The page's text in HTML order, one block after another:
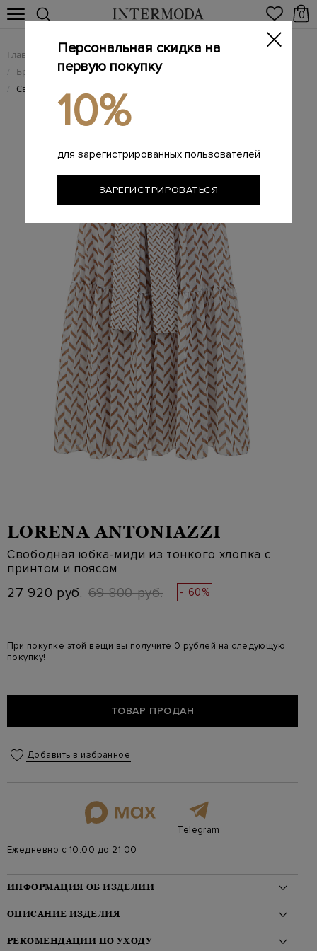
0
Главная Женщинам / Женская одежда
/ Брендовые женские юбки
/ Свободная юбка-миди из тонкого хлопка с принтом и поясом
LORENA ANTONIAZZI
Свободная юбка-миди из тонкого хлопка с
принтом и поясом
27 920 руб. 69 800 руб. - 60%
При покупке этой вещи вы получите 0 рублей на следующую
покупку!
ТОВАР ПРОДАН
Добавить в избранное
Telegram
Ежедневно с 10:00 до 21:00
ИНФОРМАЦИЯ ОБ ИЗДЕЛИИ
Материал: хлопок 100%
На модели: 175/81/61/91 на модели размер 42
Стиль: Миди, С принтом
Цвет: Белый
ОПИСАНИЕ ИЗДЕЛИЯ
Свободная юбка-миди от Lorena Antoniazzi выполнена из
РЕКОМЕНДАЦИИ ПО УХОДУ
Персональная скидка на
первую покупку
10%
для зарегистрированных пользователей
ЗАРЕГИСТРИРОВАТЬСЯ